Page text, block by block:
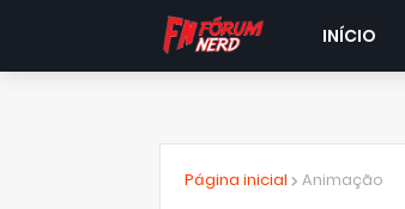
INÍCIO
Página inicial Animação